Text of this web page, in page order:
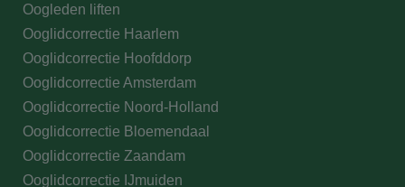
Oogleden liften
Ooglidcorrectie Haarlem
Ooglidcorrectie Hoofddorp
Ooglidcorrectie Amsterdam
Ooglidcorrectie Noord-Holland
Ooglidcorrectie Bloemendaal
Ooglidcorrectie Zaandam
Ooglidcorrectie IJmuiden